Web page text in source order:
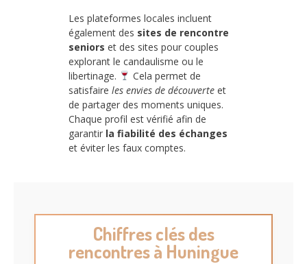
Les plateformes locales incluent
également des sites de rencontre
seniors et des sites pour couples
explorant le candaulisme ou le
libertinage.
Cela permet de
satisfaire les envies de découverte et
de partager des moments uniques.
Chaque profil est vérifié afin de
garantir la fiabilité des échanges
et éviter les faux comptes.
Chiffres clés des
rencontres à Huningue